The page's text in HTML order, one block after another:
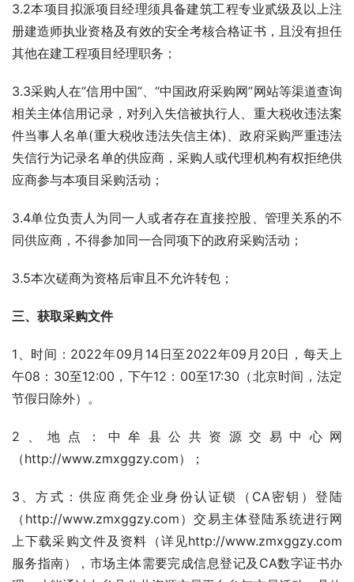
3.2本项目拟派项目经理须具备建筑工程专业贰级及以上注
册建造师执业资格及有效的安全考核合格证书，且没有担任
其他在建工程项目经理职务；
3.3采购人在“信用中国”、“中国政府采购网”网站等渠道查询
相关主体信用记录，对列入失信被执行人、重大税收违法案
件当事人名单(重大税收违法失信主体)、政府采购严重违法
失信行为记录名单的供应商，采购人或代理机构有权拒绝供
应商参与本项目采购活动；
3.4单位负责人为同一人或者存在直接控股、管理关系的不
同供应商，不得参加同一合同项下的政府采购活动；
3.5本次磋商为资格后审且不允许转包；
三、获取采购文件
1、时间：2022年09月14日至2022年09月20日，每天上
午08：30至12:00，下午12：00至17:30（北京时间，法定
节假日除外）。
2、地点：中牟县公共资源交易中心网
（http://www.zmxggzy.com）；
3、方式：供应商凭企业身份认证锁（CA密钥）登陆
（http://www.zmxggzy.com）交易主体登陆系统进行网
上下载采购文件及资料（详见http://www.zmxggzy.com
服务指南），市场主体需要完成信息登记及CA数字证书办